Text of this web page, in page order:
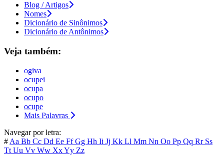
Blog / Artigos
Nomes
Dicionário de Sinônimos
Dicionário de Antônimos
Veja também:
ogiva
ocupei
ocupa
ocupo
ocupe
Mais Palavras
Navegar por letra:
# Aa Bb Cc Dd Ee FfGg Hh Ii Jj Kk Ll Mm Nn Oo Pp Qq Rr Ss
Tt Uu Vv Ww XxYy Zz